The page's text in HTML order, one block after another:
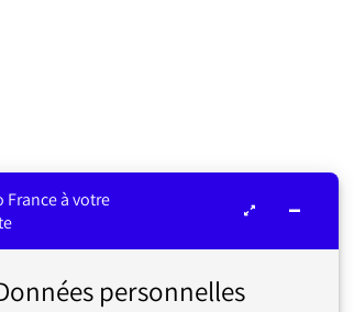
France à votre
personnelles